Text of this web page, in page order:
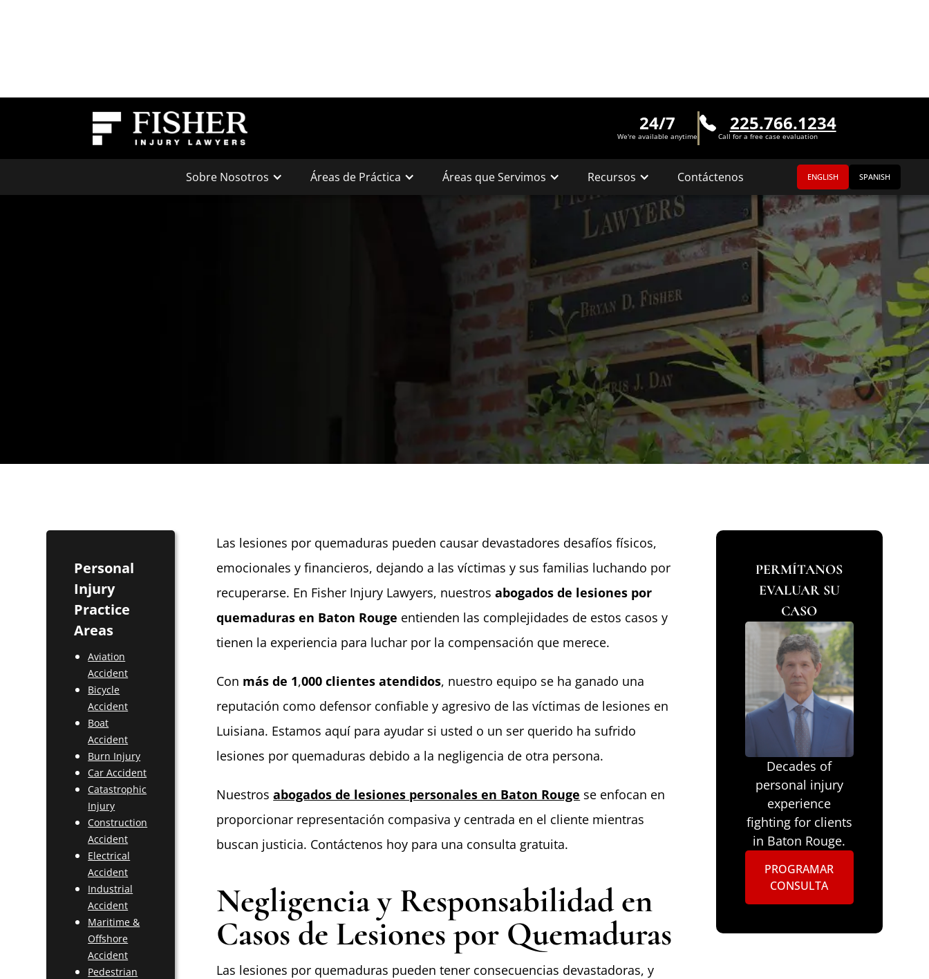
24/7
We're available anytime
225.766.1234
Call for a free case evaluation
Sobre Nosotros Áreas de Práctica Áreas que Servimos Recursos Contáctenos ENGLISH SPANISH
Personal
Injury
Practice
Areas
Aviation
Accident
Bicycle
Accident
Boat
Accident
Burn Injury
Car Accident
Catastrophic
Injury
Construction
Accident
Electrical
Accident
Industrial
Accident
Maritime &
Offshore
Accident
Pedestrian
Las lesiones por quemaduras pueden causar devastadores desafíos físicos,
emocionales y financieros, dejando a las víctimas y sus familias luchando por
recuperarse. En Fisher Injury Lawyers, nuestrosabogados de lesiones por
quemaduras en Baton Rouge entienden las complejidades de estos casos y
tienen la experiencia para luchar por la compensación que merece.
Con más de 1,000 clientes atendidos, nuestro equipo se ha ganado una
reputación como defensor confiable y agresivo de las víctimas de lesiones en
Luisiana. Estamos aquí para ayudar si usted o un ser querido ha sufrido
lesiones por quemaduras debido a la negligencia de otra persona.
Nuestrosabogados de lesiones personales en Baton Rouge se enfocan en
proporcionar representación compasiva y centrada en el cliente mientras
buscan justicia. Contáctenos hoy para una consulta gratuita.
Negligencia y Responsabilidad en
Casos de Lesiones por Quemaduras
Las lesiones por quemaduras pueden tener consecuencias devastadoras, y
PERMÍTANOS
EVALUAR SU
CASO
Decades of
personal injury
experience
fighting for clients
in Baton Rouge.
PROGRAMAR
CONSULTA